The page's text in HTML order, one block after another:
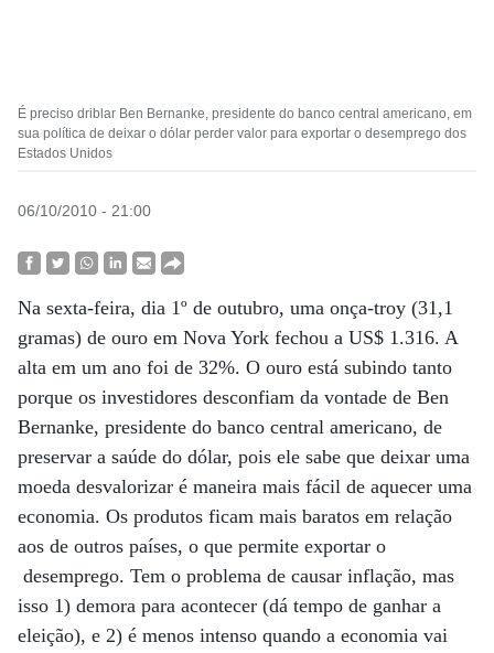
É preciso driblar Ben Bernanke, presidente do banco central americano, em
sua política de deixar o dólar perder valor para exportar o desemprego dos
Estados Unidos
06/10/2010 - 21:00
Na sexta-feira, dia 1º de outubro, uma onça-troy (31,1
gramas) de ouro em Nova York fechou a US$ 1.316. A
alta em um ano foi de 32%. O ouro está subindo tanto
porque os investidores desconfiam da vontade de Ben
Bernanke, presidente do banco central americano, de
preservar a saúde do dólar, pois ele sabe que deixar uma
moeda desvalorizar é maneira mais fácil de aquecer uma
economia. Os produtos ficam mais baratos em relação
aos de outros países, o que permite exportar o
desemprego. Tem o problema de causar inflação, mas
isso 1) demora para acontecer (dá tempo de ganhar a
eleição), e 2) é menos intenso quando a economia vai